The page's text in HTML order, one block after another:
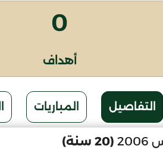
0
أهداف
التفاصيل المباريات
(20 سنة)